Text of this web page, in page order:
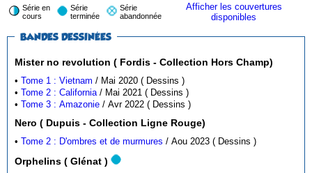
Série en
cours
Série
terminée
Série
abandonnée
Afficher les couvertures
disponibles
BANDES DESSINÉES
Mister no revolution ( Fordis - Collection Hors Champ)
•Tome 1 : Vietnam
/ Mai 2020 ( Dessins )
•Tome 2 : California
/ Mai 2021 ( Dessins )
•Tome 3 : Amazonie / Avr 2022 ( Dessins )
Nero ( Dupuis - Collection Ligne Rouge)
•Tome 2 : D'ombres et de murmures / Aou 2023 ( Dessins )
Orphelins ( Glénat )